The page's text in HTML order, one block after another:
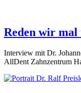
Reden wir
Interview mit Dr.
AllDent Zahnzentrum